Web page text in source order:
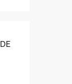
DE